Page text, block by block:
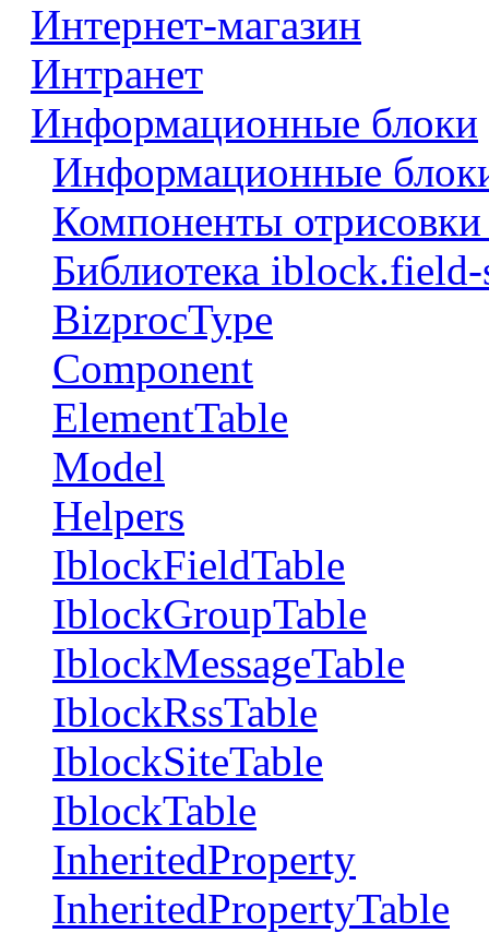
Интернет-магазин
Интранет
Информационные блоки
Информационные
Компоненты отрисовки
Библиотека
BizprocType
Component
ElementTable
Model
Helpers
IblockFieldTable
IblockGroupTable
IblockMessageTable
IblockRssTable
IblockSiteTable
IblockTable
InheritedProperty
InheritedPropertyTable